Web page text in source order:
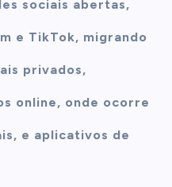
sociais abertas,
e TikTok, migrando
privados,
online, onde ocorre
e aplicativos de